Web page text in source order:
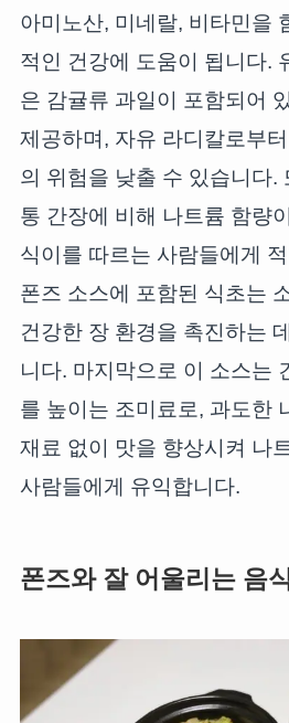
아미노산, 미네랄, 비타민을
적인 건강에 도움이 됩니다.
은 감귤류 과일이 포함되어
제공하며, 자유 라디칼로부
의 위험을 낮출 수 있습니다.
통 간장에 비해 나트륨 함량
식이를 따르는 사람들에게
폰즈 소스에 포함된 식초는
건강한 장 환경을 촉진하는
니다. 마지막으로 이 소스는
를 높이는 조미료로, 과도한
재료 없이 맛을 향상시켜 나
사람들에게 유익합니다.
폰즈와 잘 어울리는 음식